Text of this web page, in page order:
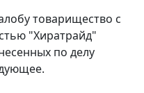
товарищество с
"Хиратрайд"
по делу